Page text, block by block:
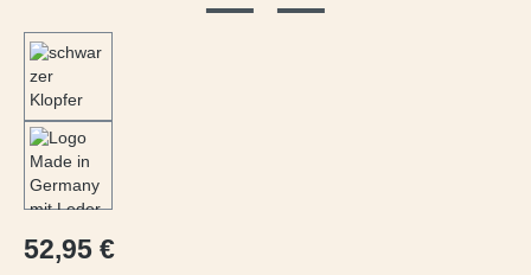
Regulärer Preis:
52,95 €